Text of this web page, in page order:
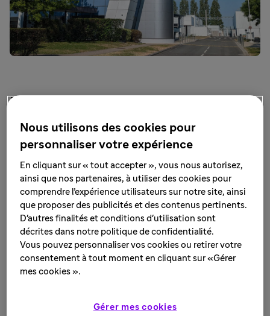
Notre site de Tours au cœur de
la souveraineté sanitaire de la
France
Construite en 1967, notre unité de production
pharmaceutique de Tours est l’une des premières
entreprises industrielles du département d’Indre-et-
Loire.
Avec plus de 300 salariés, notre site assure la
fabrication et le conditionnement de traitements sous
forme solide orale, avec une expertise reconnue dans les
multicouches, les comprimés à enrobage organique.
Nous utilisons des cookies pour
personnaliser votre expérience
En cliquant sur « tout accepter », vous nous autorisez,
ainsi que nos partenaires, à utiliser des cookies pour
comprendre l’expérience utilisateurs sur notre site, ainsi
que proposer des publicités et des contenus pertinents.
D'autres finalités et conditions d'utilisation sont
décrites dans notre politique de confidentialité.
Vous pouvez personnaliser vos cookies ou retirer votre
consentement à tout moment en cliquant sur «Gérer
mes cookies ».
Gérer mes cookies